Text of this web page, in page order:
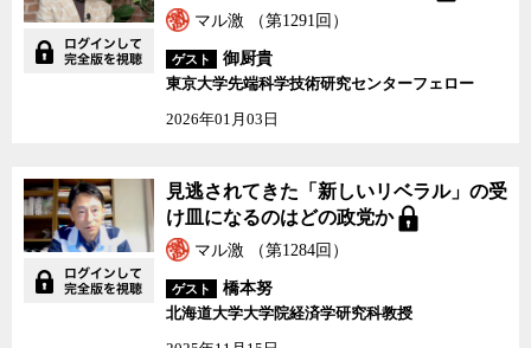
マル激 （第1291回）
ゲスト
御厨貴
東京大学先端科学技術研究センターフェロー
2026年01月03日
見逃されてきた「新しいリベラル」の受
け皿になるのはどの政党か
マル激 （第1284回）
ゲスト
橋本努
北海道大学大学院経済学研究科教授